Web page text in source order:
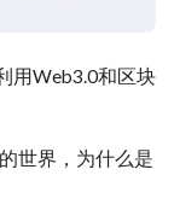
用Web3.0和区块
世界，为什么是